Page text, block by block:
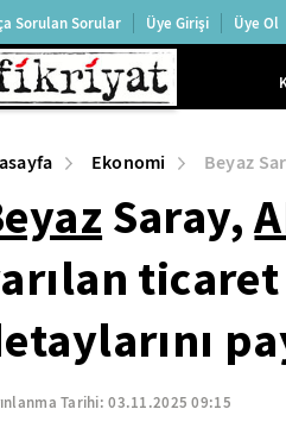
Sorulan Sorular Üye Girişi Üye Ol
Ekonomi Beyaz
Saray,
ticaret
Tarihi:03.11.2025 09:15